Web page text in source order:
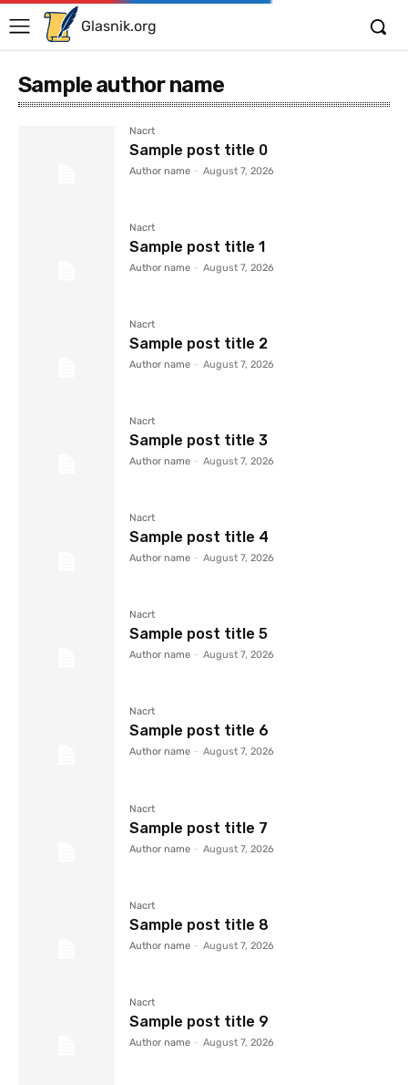
Glasnik.org
Sample author name
Nacrt
Sample post title 0
Author name - August 7, 2026
Nacrt
Sample post title 1
Author name - August 7, 2026
Nacrt
Sample post title 2
Author name - August 7, 2026
Nacrt
Sample post title 3
Author name - August 7, 2026
Nacrt
Sample post title 4
Author name - August 7, 2026
Nacrt
Sample post title 5
Author name - August 7, 2026
Nacrt
Sample post title 6
Author name - August 7, 2026
Nacrt
Sample post title 7
Author name - August 7, 2026
Nacrt
Sample post title 8
Author name - August 7, 2026
Nacrt
Sample post title 9
Author name - August 7, 2026